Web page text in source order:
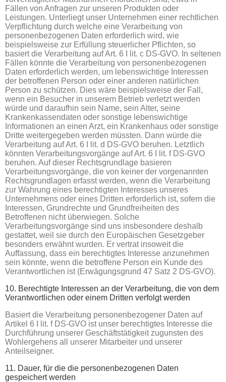
Fällen von Anfragen zur unseren Produkten oder
Leistungen. Unterliegt unser Unternehmen einer rechtlichen
Verpflichtung durch welche eine Verarbeitung von
personenbezogenen Daten erforderlich wird, wie
beispielsweise zur Erfüllung steuerlicher Pflichten, so
basiert die Verarbeitung auf Art. 6 I lit. c DS-GVO. In seltenen
Fällen könnte die Verarbeitung von personenbezogenen
Daten erforderlich werden, um lebenswichtige Interessen
der betroffenen Person oder einer anderen natürlichen
Person zu schützen. Dies wäre beispielsweise der Fall,
wenn ein Besucher in unserem Betrieb verletzt werden
würde und daraufhin sein Name, sein Alter, seine
Krankenkassendaten oder sonstige lebenswichtige
Informationen an einen Arzt, ein Krankenhaus oder sonstige
Dritte weitergegeben werden müssten. Dann würde die
Verarbeitung auf Art. 6 I lit. d DS-GVO beruhen. Letztlich
könnten Verarbeitungsvorgänge auf Art. 6 I lit. f DS-GVO
beruhen. Auf dieser Rechtsgrundlage basieren
Verarbeitungsvorgänge, die von keiner der vorgenannten
Rechtsgrundlagen erfasst werden, wenn die Verarbeitung
zur Wahrung eines berechtigten Interesses unseres
Unternehmens oder eines Dritten erforderlich ist, sofern die
Interessen, Grundrechte und Grundfreiheiten des
Betroffenen nicht überwiegen. Solche
Verarbeitungsvorgänge sind uns insbesondere deshalb
gestattet, weil sie durch den Europäischen Gesetzgeber
besonders erwähnt wurden. Er vertrat insoweit die
Auffassung, dass ein berechtigtes Interesse anzunehmen
sein könnte, wenn die betroffene Person ein Kunde des
Verantwortlichen ist (Erwägungsgrund 47 Satz 2 DS-GVO).
10. Berechtigte Interessen an der Verarbeitung, die von dem
Verantwortlichen oder einem Dritten verfolgt werden
Basiert die Verarbeitung personenbezogener Daten auf
Artikel 6 I lit. f DS-GVO ist unser berechtigtes Interesse die
Durchführung unserer Geschäftstätigkeit zugunsten des
Wohlergehens all unserer Mitarbeiter und unserer
Anteilseigner.
11. Dauer, für die die personenbezogenen Daten
gespeichert werden